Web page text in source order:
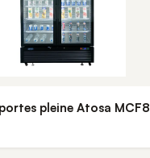
pleine Atosa